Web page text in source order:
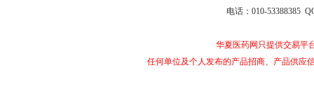
电话：010-53388385
华夏医药网只提供交易平
任何单位及个人发布的产品招商、产品供应